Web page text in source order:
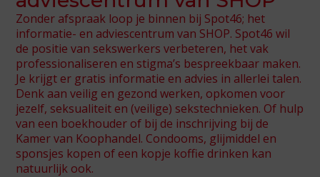
Spot46
SHOP Jeugd
De Gantel
SHOP Asia
Zonder afspraak loop je binnen bij Spot46; het
informatie- en adviescentrum van SHOP. Spot46 wil
de positie van sekswerkers verbeteren, het vak
professionaliseren en stigma’s bespreekbaar maken.
Je krijgt er gratis informatie en advies in allerlei talen.
Denk aan veilig en gezond werken, opkomen voor
jezelf, seksualiteit en (veilige) sekstechnieken. Of hulp
van een boekhouder of bij de inschrijving bij de
Kamer van Koophandel. Condooms, glijmiddel en
sponsjes kopen of een kopje koffie drinken kan
natuurlijk ook.